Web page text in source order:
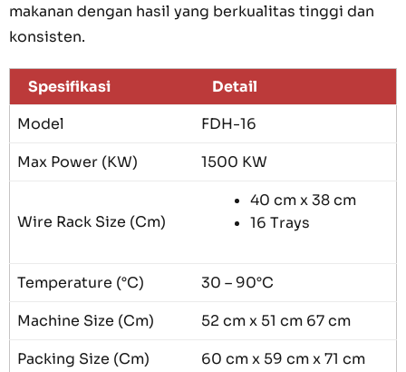
makanan dengan hasil yang berkualitas tinggi dan
konsisten.
Spesifikasi
Detail
Model
FDH-16
Max Power (KW)
1500 KW
Wire Rack Size (Cm)
40 cm x 38 cm
16 Trays
Temperature (°C)
30 – 90°C
Machine Size (Cm)
52 cm x 51 cm 67 cm
Packing Size (Cm)
60 cm x 59 cm x 71 cm